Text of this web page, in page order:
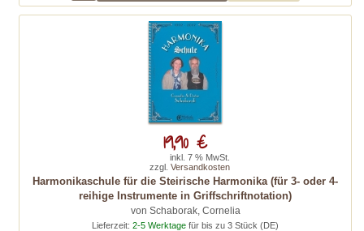
Harmonikaschule für die Steirische Harmonika (für 3- oder 4-
reihige Instrumente in Griffschriftnotation)
von Schaborak, Cornelia
Lieferzeit: 2-5 Werktage für bis zu 3 Stück (DE)
19,90 €
inkl. 7 % MwSt.
zzgl. Versandkosten